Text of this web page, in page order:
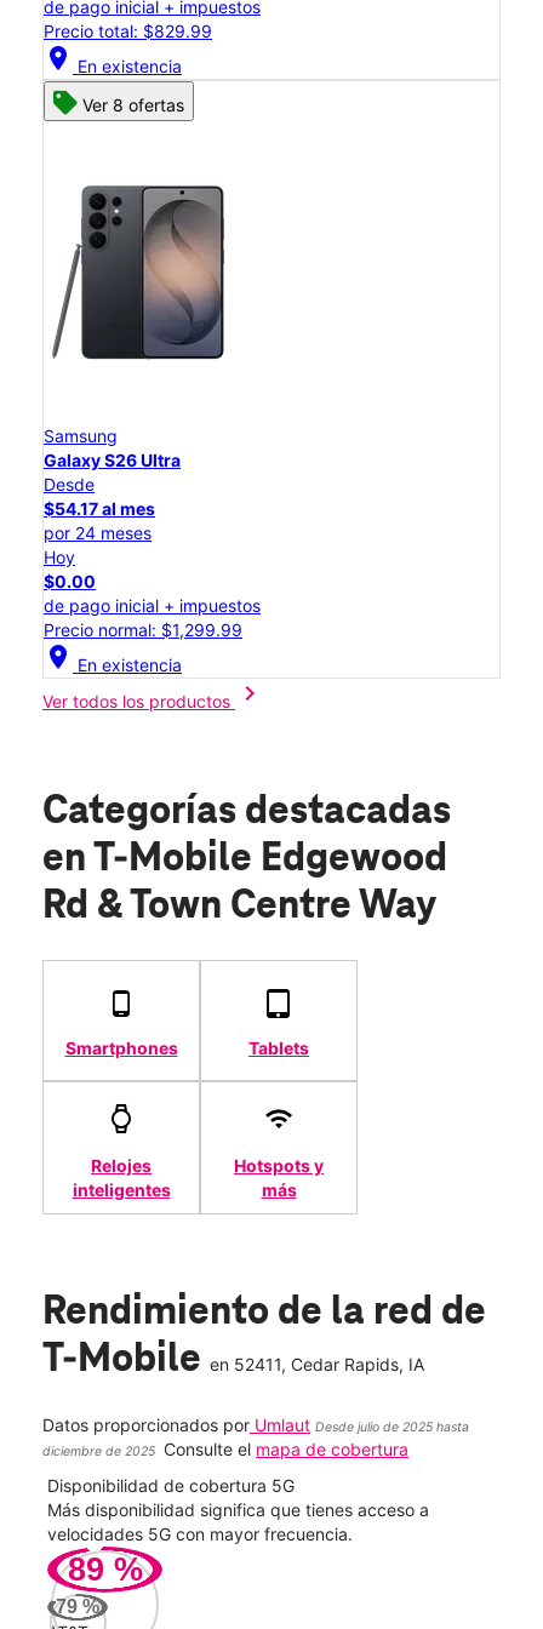
de pago inicial + impuestos
Precio total: $829.99
location_on En existencia
Ver 8 ofertas
Samsung
Galaxy S26 Ultra
Desde
$54.17 al mes
por 24 meses
Hoy
$0.00
de pago inicial + impuestos
Precio normal: $1,299.99
location_on En existencia
Ver todos los productos
chevron_right
Categorías destacadas
en T-Mobile Edgewood
Rd & Town Centre Way
Smartphones Tablets
Relojes
inteligentes
Hotspots y
más
Rendimiento de la red de
T-Mobile en 52411, Cedar Rapids, IA
Datos proporcionados por Umlaut Desde julio de 2025 hasta
diciembre de 2025
Consulte el mapa de cobertura
Disponibilidad de cobertura 5G
Más disponibilidad significa que tienes acceso a
velocidades 5G con mayor frecuencia.
89 %
79 %